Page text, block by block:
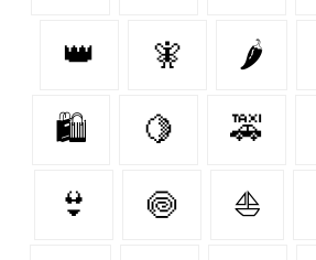
👑 🧚 🌶
🛍 🍋‍ 🚕
👙 🍥 ⛵